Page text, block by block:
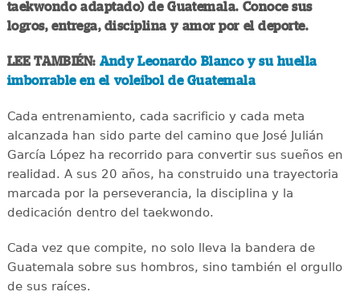
taekwondo adaptado) de Guatemala. Conoce sus
logros, entrega, disciplina y amor por el deporte.
LEE TAMBIÉN: Andy Leonardo Blanco y su huella
imborrable en el voleibol de Guatemala
Cada entrenamiento, cada sacrificio y cada meta
alcanzada han sido parte del camino que José Julián
García López ha recorrido para convertir sus sueños en
realidad. A sus 20 años, ha construido una trayectoria
marcada por la perseverancia, la disciplina y la
dedicación dentro del taekwondo.
Cada vez que compite, no solo lleva la bandera de
Guatemala sobre sus hombros, sino también el orgullo
de sus raíces.